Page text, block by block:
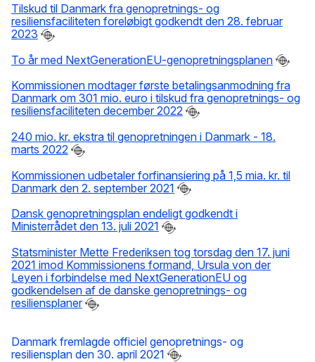
Tilskud til Danmark fra genopretnings- og
resiliensfaciliteten foreløbigt godkendt den 28. februar
2023
To år med NextGenerationEU-genopretningsplanen
Kommissionen modtager første betalingsanmodning fra
Danmark om 301 mio. euro i tilskud fra genopretnings- og
resiliensfaciliteten december 2022
240 mio. kr. ekstra til genopretningen i Danmark - 18.
marts 2022
Kommissionen udbetaler forfinansiering på 1,5 mia. kr. til
Danmark den 2. september 2021
Dansk genopretningsplan endeligt godkendt i
Ministerrådet den 13. juli 2021
Statsminister Mette Frederiksen tog torsdag den 17. juni
2021 imod Kommissionens formand, Ursula von der
Leyen i forbindelse med NextGenerationEU og
godkendelsen af de danske genopretnings- og
resiliensplaner
Danmark fremlagde officiel genopretnings- og
resiliensplan den 30. april 2021